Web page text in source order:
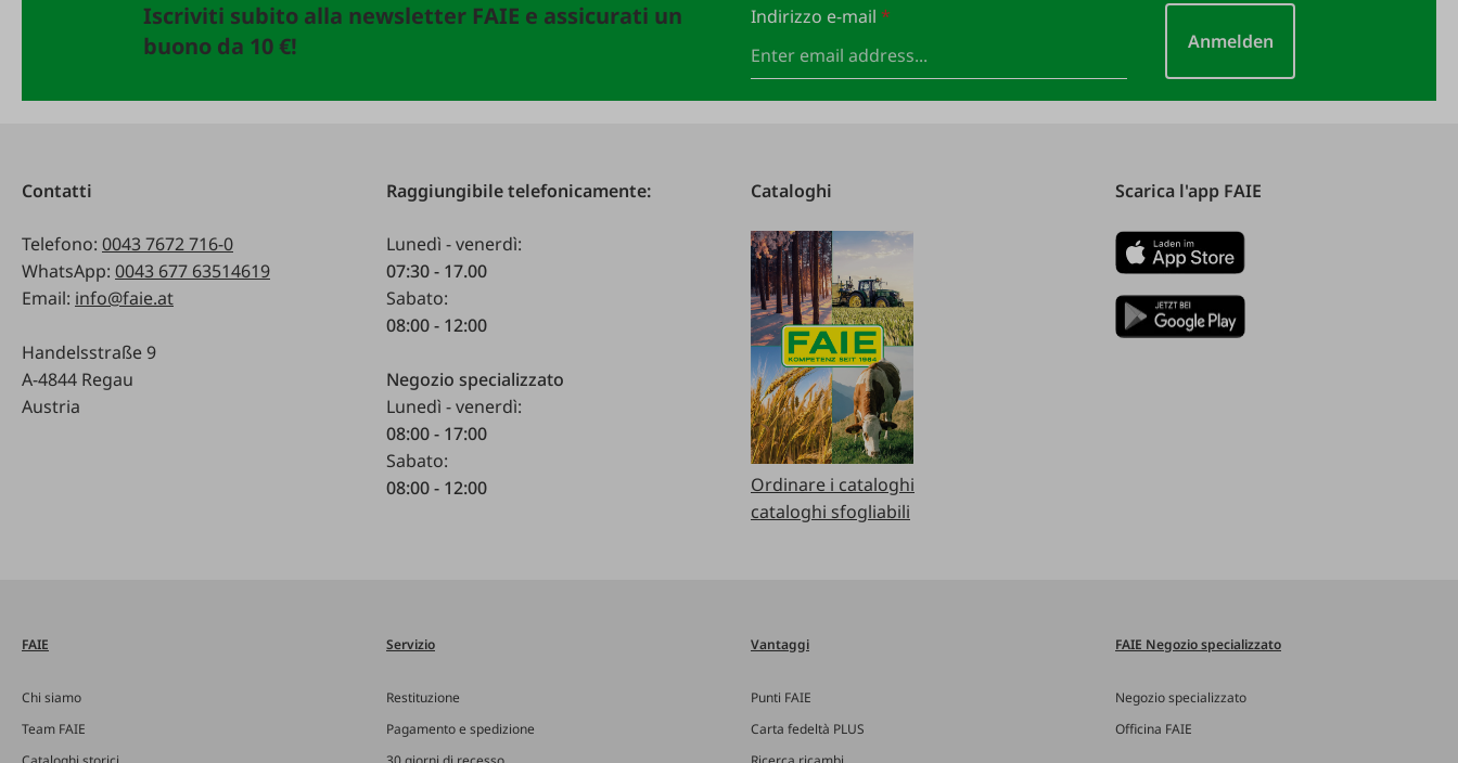
Iscriviti subito alla newsletter FAIE e assicurati un
buono da 10 €!
Indirizzo e-mail *
Anmelden
Contatti
Telefono: 0043 7672 716-0
WhatsApp: 0043 677 63514619
Email: info@faie.at
Handelsstraße 9
A-4844 Regau
Austria
Raggiungibile telefonicamente:
Lunedì - venerdì:
07:30 - 17.00
Sabato:
08:00 - 12:00
Negozio specializzato
Lunedì - venerdì:
08:00 - 17:00
Sabato:
08:00 - 12:00
Cataloghi
Ordinare i cataloghi
cataloghi sfogliabili
Scarica l'app FAIE
FAIE
Chi siamo
Team FAIE
Servizio
Restituzione
Pagamento e spedizione
Vantaggi
Punti FAIE
Carta fedeltà PLUS
FAIE Negozio specializzato
Negozio specializzato
Officina FAIE